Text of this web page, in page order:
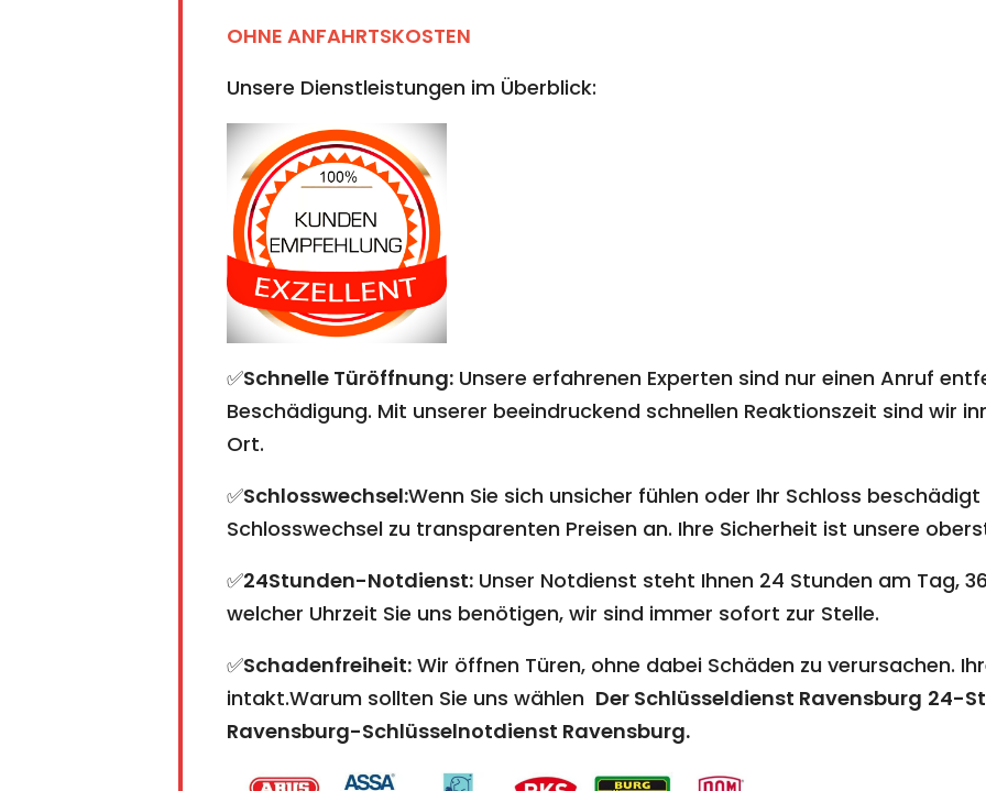
OHNE ANFAHRTSKOSTEN
Unsere Dienstleistungen im Überblick:
✅Schnelle Türöffnung: Unsere erfahrenen Experten sind nur einen Anruf
Beschädigung. Mit unserer beeindruckend schnellen Reaktionszeit sind wir
Ort.
✅Schlosswechsel:Wenn Sie sich unsicher fühlen oder Ihr Schloss
Schlosswechsel zu transparenten Preisen an. Ihre Sicherheit ist unsere
✅24Stunden-Notdienst: Unser Notdienst steht Ihnen 24 Stunden am Tag,
welcher Uhrzeit Sie uns benötigen, wir sind immer sofort zur Stelle.
✅Schadenfreiheit: Wir öffnen Türen, ohne dabei Schäden zu verursachen.
intakt.Warum sollten Sie uns wählen Der Schlüsseldienst Ravensburg 24-
Ravensburg-Schlüsselnotdienst Ravensburg.